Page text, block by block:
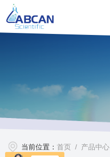
当前位置：首页 / 产品中心